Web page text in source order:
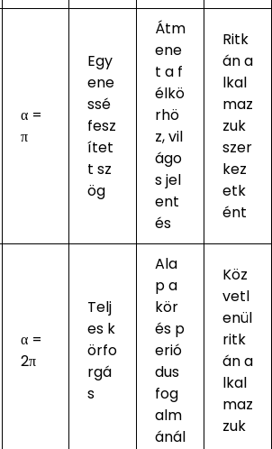
α =
π
Egy
ene
ssé
fesz
ítet
t sz
ög
Átm
ene
t a f
élkö
rhö
z, vil
ágo
s jel
ent
és
Ritk
án a
lkal
maz
zuk
szer
kez
etk
ént
α =
2π
Telj
es k
örfo
rgá
s
Ala
p a
kör
és p
erió
dus
fog
alm
ánál
Köz
vetl
enül
ritk
án a
lkal
maz
zuk